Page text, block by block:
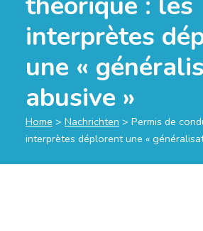
interprètes
une «
abusive »
Home > Nachrichten > Permis de
interprètes déplorent une «